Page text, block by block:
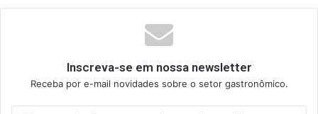
Inscreva-se em nossa newsletter
Receba por e-mail novidades sobre o setor gastronômico.